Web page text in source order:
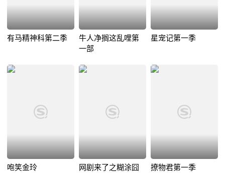
有马精神科第二季
牛人净搁这乱哩第
一部
星宠记第一季
咆笑金玲
网剧来了之糊涂囧
撩物君第一季